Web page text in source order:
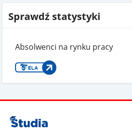
Sprawdź statystyki
Absolwenci na rynku pracy